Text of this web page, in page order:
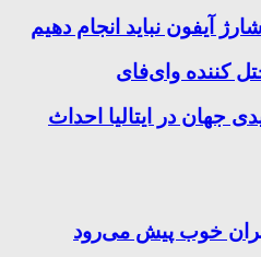
آیفون نباید انجام دهیم
کننده وای‌فای
جهان در ایتالیا احداث
خوب پیش می‌رود